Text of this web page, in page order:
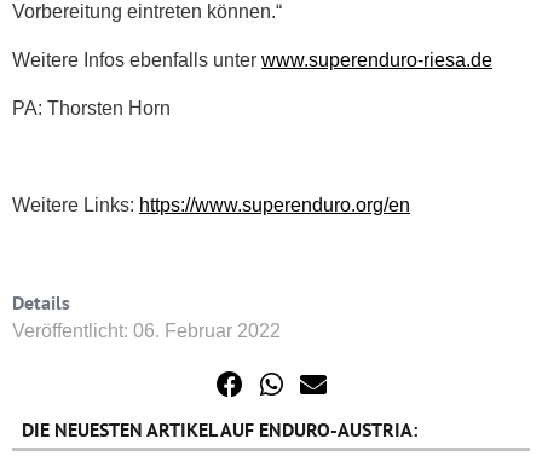
Vorbereitung eintreten können.“
Weitere Infos ebenfalls unter www.superenduro-riesa.de
PA: Thorsten Horn
Weitere Links: https://www.superenduro.org/en
Details
Veröffentlicht: 06. Februar 2022
DIE NEUESTEN ARTIKEL AUF ENDURO-AUSTRIA: